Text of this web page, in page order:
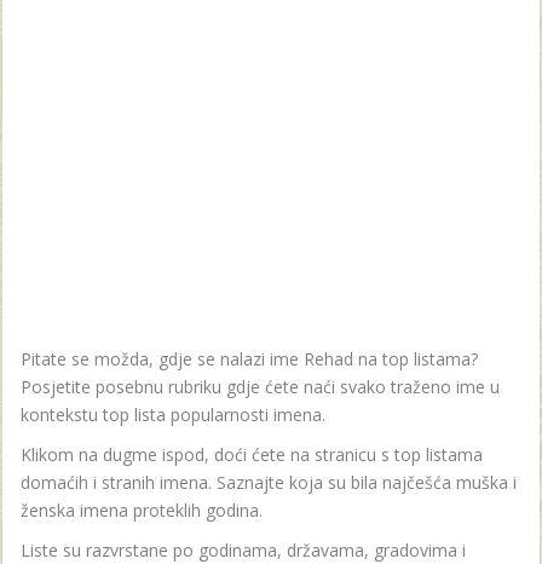
Pitate se možda, gdje se nalazi ime Rehad na top listama?
Posjetite posebnu rubriku gdje ćete naći svako traženo ime u
kontekstu top lista popularnosti imena.
Klikom na dugme ispod, doći ćete na stranicu s top listama
domaćih i stranih imena. Saznajte koja su bila najčešća muška i
ženska imena proteklih godina.
Liste su razvrstane po godinama, državama, gradovima i